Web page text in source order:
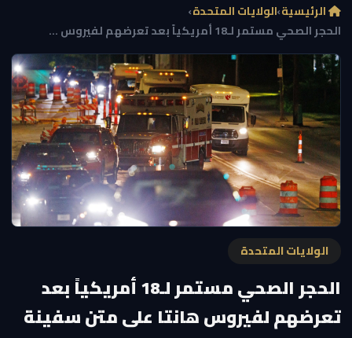
الرئيسية›الولايات المتحدة›
الحجر الصحي مستمر لـ18 أمريكياً بعد تعرضهم لفيروس ...
الولايات المتحدة
الحجر الصحي مستمر لـ18 أمريكياً بعد
تعرضهم لفيروس هانتا على متن سفينة